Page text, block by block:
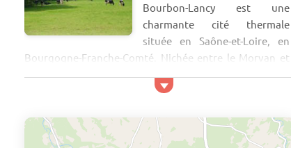
Bourbon-Lancy est une
charmante cité thermale
située en Saône-et-Loire, en
Bourgogne-Franche-Comté. Nichée entre le Morvan et
la vallée de la Loire, cette destination offre un cadre
naturel apaisant, idéal pour un séjour détente. Son
une escale incontournable pour les amateurs de nature,
de culture et de bien-être. Pourquoi ch...